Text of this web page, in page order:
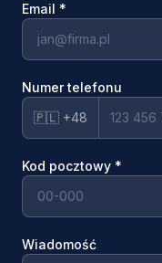
Email *
Numer telefonu
🇵🇱 +48
Kod pocztowy *
Wiadomość